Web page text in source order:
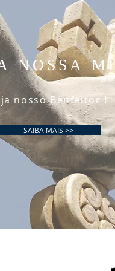
NOSSA
nosso Benfeitor !
SAIBA MAIS >>